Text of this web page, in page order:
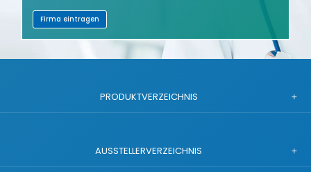
Firma eintragen
PRODUKTVERZEICHNIS
AUSSTELLERVERZEICHNIS